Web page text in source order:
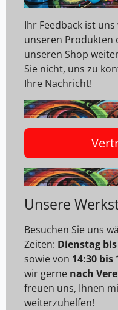
Ihr Feedback ist
unseren Produkten
unseren Shop
Sie nicht, uns zu
Ihre Nachricht!
Unsere
Besuchen Sie uns
Zeiten: Dienstag
sowie von 14:30 bis
wir gerne nach
freuen uns, Ihnen
weiterzuhelfen!